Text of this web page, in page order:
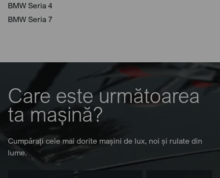
BMW Seria 4
BMW Seria 7
Care este următoarea
ta mașină?
Cumpărați cele mai dorite mașini de lux, noi și rulate din
lume.